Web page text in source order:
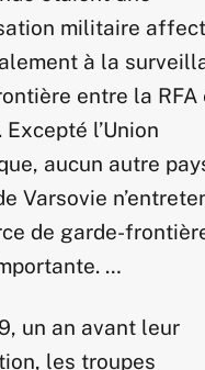
militaire
à la
entre la RFA
Excepté l’Union
aucun autre
Varsovie
de garde-
…
un an avant leur
les troupes